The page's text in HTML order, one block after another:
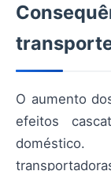
O aumento
efeitos